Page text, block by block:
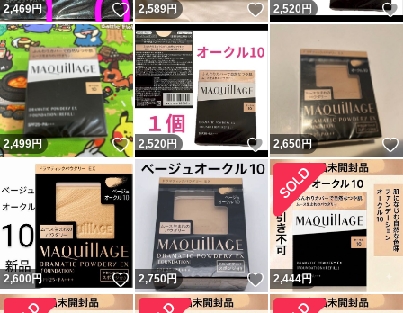
2,469円 いいね！
2,589円 いいね！
2,520 円
2,499円 いいね！
2,520 円 いいね！
2,650円
2,600 円 いいね！
2,750円 いいね！
2,444円